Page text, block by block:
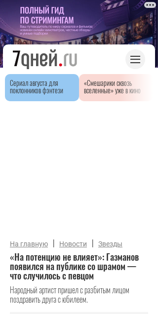
Сериал августа для
поклонников фэнтези
«Смешарики сквозь
вселенные» уже в кино
На главную | Новости | Звезды
«На потенцию не влияет»: Газманов
появился на публике со шрамом —
что случилось с певцом
Народный артист пришел с разбитым лицом
поздравить друга с юбилеем.